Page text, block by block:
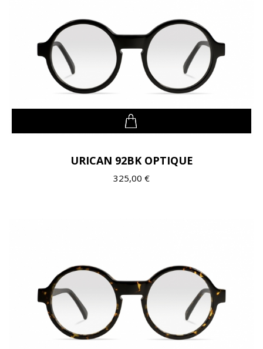
URICAN 92BK OPTIQUE
325,00 €